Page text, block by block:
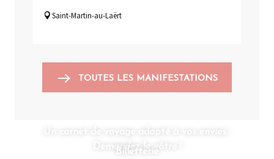
Saint-Martin-au-Laërt
TOUTES LES MANIFESTATIONS
Un carnet de voyage adapté à vos envies :
Demandez le vôtre !
Billetterie